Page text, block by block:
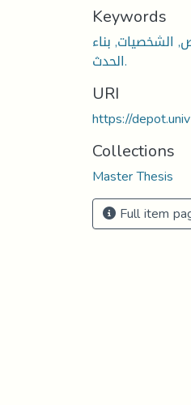
Keywords
الشخصيات, بناء
الحدث.
URI
https://
Collections
Master Thesis
Full item